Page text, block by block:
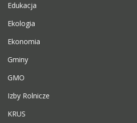
Edukacja
Ekologia
Ekonomia
Gminy
GMO
Izby Rolnicze
KRUS